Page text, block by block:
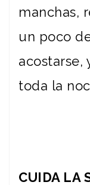
manchas,
un poco
acostarse,
toda la
CUIDA LA